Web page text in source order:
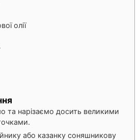
олії
та нарізаємо досить великими
або казанку соняшникову